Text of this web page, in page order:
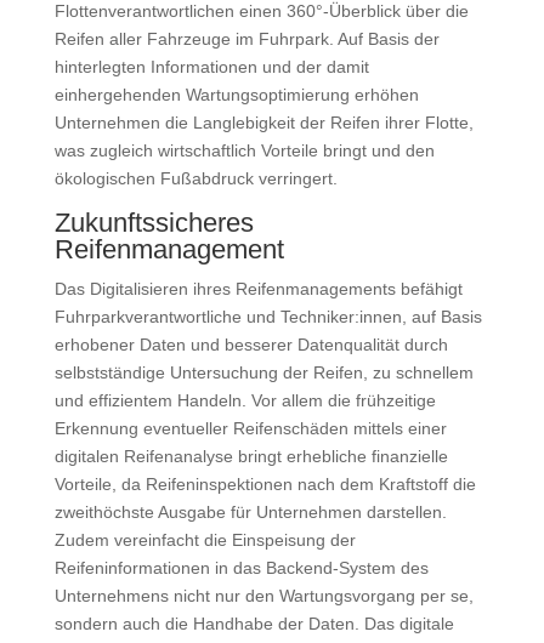
Flottenverantwortlichen einen 360°-Überblick über die
Reifen aller Fahrzeuge im Fuhrpark. Auf Basis der
hinterlegten Informationen und der damit
einhergehenden Wartungsoptimierung erhöhen
Unternehmen die Langlebigkeit der Reifen ihrer Flotte,
was zugleich wirtschaftlich Vorteile bringt und den
ökologischen Fußabdruck verringert.
Zukunftssicheres
Reifenmanagement
Das Digitalisieren ihres Reifenmanagements befähigt
Fuhrparkverantwortliche und Techniker:innen, auf Basis
erhobener Daten und besserer Datenqualität durch
selbstständige Untersuchung der Reifen, zu schnellem
und effizientem Handeln. Vor allem die frühzeitige
Erkennung eventueller Reifenschäden mittels einer
digitalen Reifenanalyse bringt erhebliche finanzielle
Vorteile, da Reifeninspektionen nach dem Kraftstoff die
zweithöchste Ausgabe für Unternehmen darstellen.
Zudem vereinfacht die Einspeisung der
Reifeninformationen in das Backend-System des
Unternehmens nicht nur den Wartungsvorgang per se,
sondern auch die Handhabe der Daten. Das digitale